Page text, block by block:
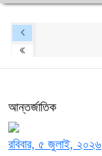
আন্তর্জাতিক
রবিবার, ৫ জুলাই, ২০২৬